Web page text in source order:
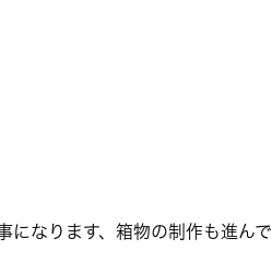
になります、箱物の制作も進んで